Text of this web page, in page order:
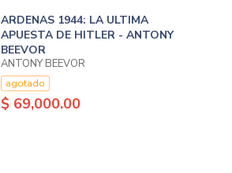
ARDENAS 1944: LA ULTIMA
APUESTA DE HITLER - ANTONY
BEEVOR
ANTONY BEEVOR
agotado
$ 69,000.00